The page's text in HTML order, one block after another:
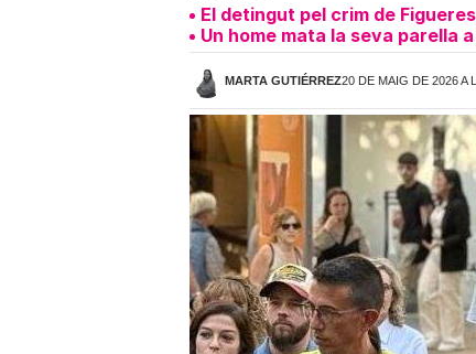
El detingut pel crim de
Un home mata la seva parella
MARTA GUTIÉRREZ20 DE MAIG DE 2026 A